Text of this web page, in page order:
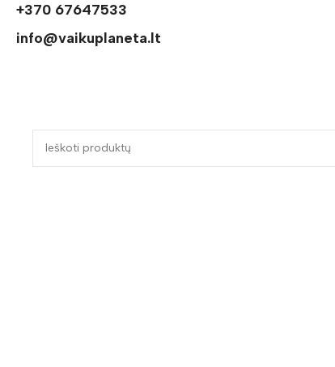
+370 67647533
info@vaikuplaneta.lt